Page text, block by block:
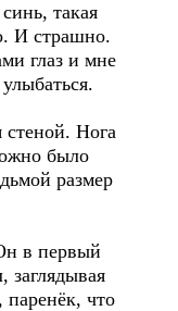
такая
И страшно.
глаз и мне
стеной. Нога
было
размер
в первый
заглядывая
паренёк, что